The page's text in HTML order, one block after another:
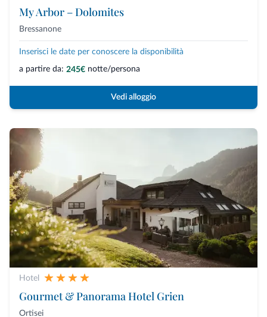
My Arbor – Dolomites
Bressanone
Inserisci le date per conoscere la disponibilità
a partire da: 245€ notte/persona
Vedi alloggio
Hotel
Gourmet & Panorama Hotel Grien
Ortisei